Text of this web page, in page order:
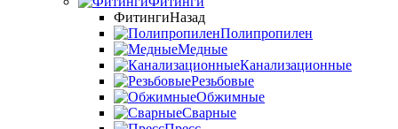
ФитингиНазад
Полипропилен
Медные
Канализационные
Резьбовые
Обжимные
Сварные